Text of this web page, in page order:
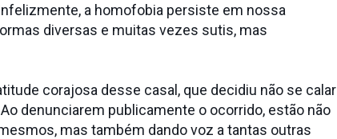
a homofobia persiste em nossa
diversas e muitas vezes sutis, mas
corajosa desse casal, que decidiu não se calar
denunciarem publicamente o ocorrido, estão não
mas também dando voz a tantas outras